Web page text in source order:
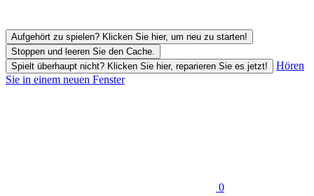
Aufgehört zu spielen? Klicken Sie hier, um neu zu starten!
Stoppen und leeren Sie den Cache.
Spielt überhaupt nicht? Klicken Sie hier, reparieren Sie es jetzt!
Hören
Sie in einem neuen Fenster
0